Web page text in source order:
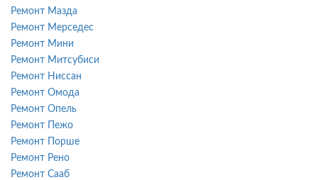
Ремонт Мазда
Ремонт Мерседес
Ремонт Мини
Ремонт Митсубиси
Ремонт Ниссан
Ремонт Омода
Ремонт Опель
Ремонт Пежо
Ремонт Порше
Ремонт Рено
Ремонт Сааб